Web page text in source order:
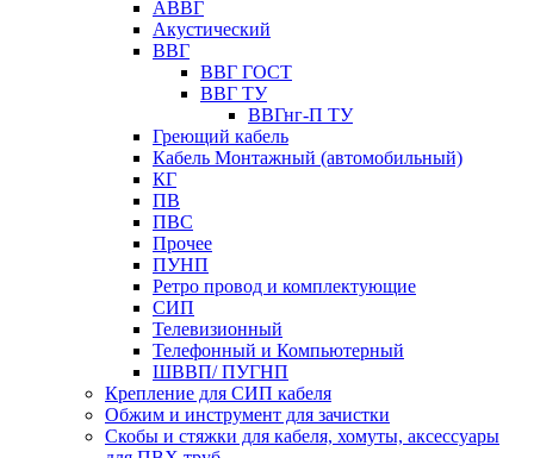
АВВГ
Акустический
ВВГ
ВВГ ГОСТ
ВВГ ТУ
ВВГнг-П ТУ
Греющий кабель
Кабель Монтажный (автомобильный)
КГ
ПВ
ПВС
Прочее
ПУНП
Ретро провод и комплектующие
СИП
Телевизионный
Телефонный и Компьютерный
ШВВП/ ПУГНП
Крепление для СИП кабеля
Обжим и инструмент для зачистки
Скобы и стяжки для кабеля, хомуты, аксессуары